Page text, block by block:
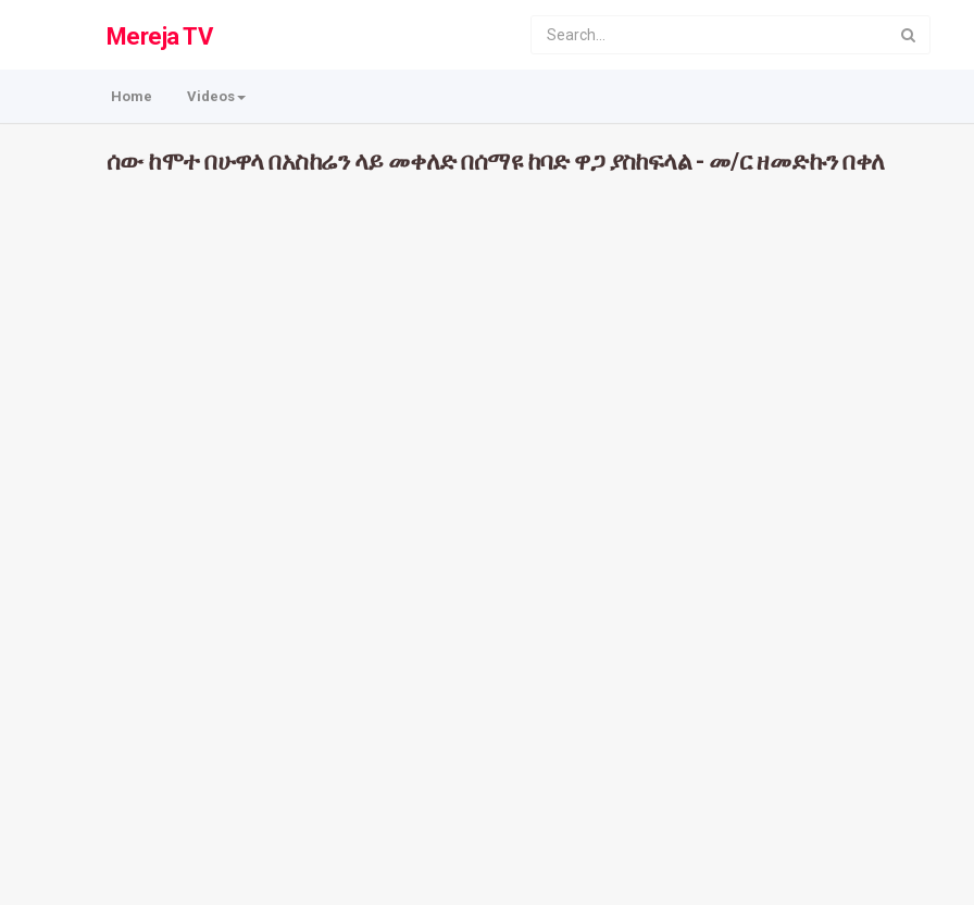
Mereja TV
Home Videos
ሰው ከሞተ በሁዋላ በአስከሬን ላይ መቀለድ በሰማዩ ከባድ ዋጋ ያስከፍላል - መ/ር ዘመድኩን በቀለ